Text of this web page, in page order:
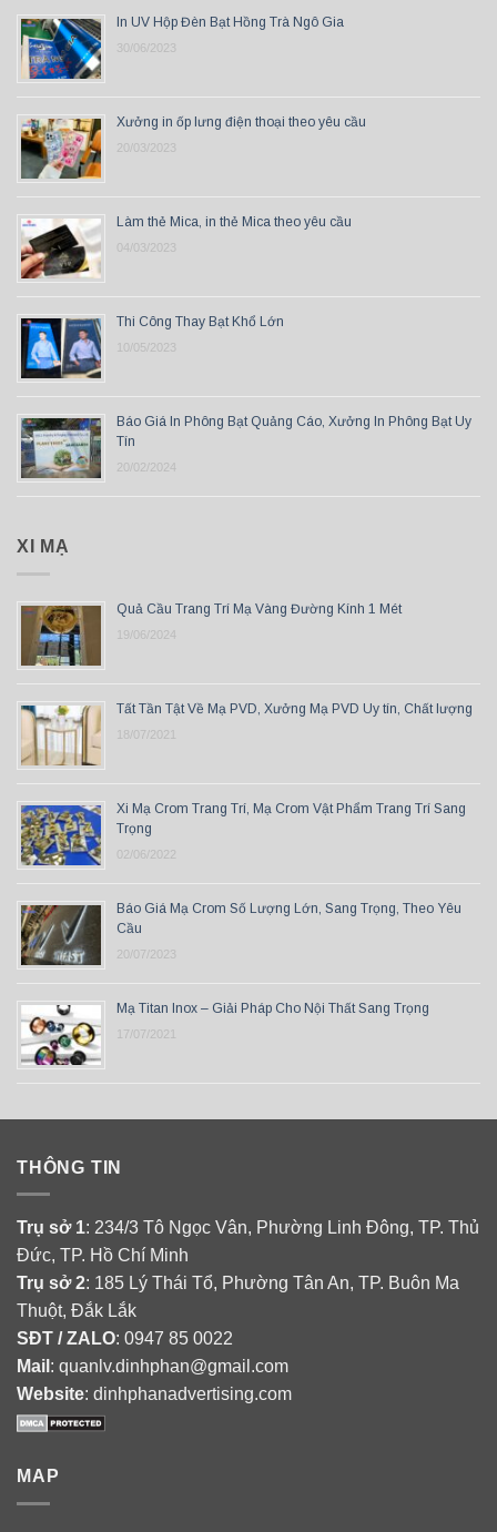
In UV Hộp Đèn Bạt Hồng Trà Ngô Gia
30/06/2023
Xưởng in ốp lưng điện thoại theo yêu cầu
20/03/2023
Làm thẻ Mica, in thẻ Mica theo yêu cầu
04/03/2023
Thi Công Thay Bạt Khổ Lớn
10/05/2023
Báo Giá In Phông Bạt Quảng Cáo, Xưởng In Phông Bạt Uy
Tín
20/02/2024
XI MẠ
Quả Cầu Trang Trí Mạ Vàng Đường Kính 1 Mét
19/06/2024
Tất Tần Tật Về Mạ PVD, Xưởng Mạ PVD Uy tín, Chất lượng
18/07/2021
Xi Mạ Crom Trang Trí, Mạ Crom Vật Phẩm Trang Trí Sang
Trọng
02/06/2022
Báo Giá Mạ Crom Số Lượng Lớn, Sang Trọng, Theo Yêu
Cầu
20/07/2023
Mạ Titan Inox – Giải Pháp Cho Nội Thất Sang Trọng
17/07/2021
THÔNG TIN
Trụ sở 1: 234/3 Tô Ngọc Vân, Phường Linh Đông, TP. Thủ
Đức, TP. Hồ Chí Minh
Trụ sở 2: 185 Lý Thái Tổ, Phường Tân An, TP. Buôn Ma
Thuột, Đắk Lắk
SĐT / ZALO: 0947 85 0022
Mail : quanlv.dinhphan@gmail.com
Website: dinhphanadvertising.com
MAP